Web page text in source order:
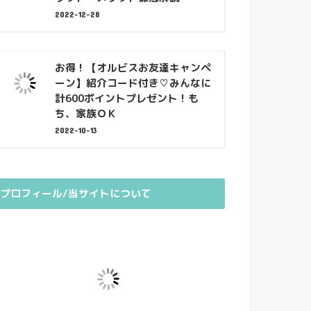
2022-12-28
お得！【オルビスお友達キャンペ
ーン】紹介コード付き♡みんなに
計600ポイントプレゼント！も
ち、家族ＯＫ
2022-10-13
プロフィール/当サイトについて